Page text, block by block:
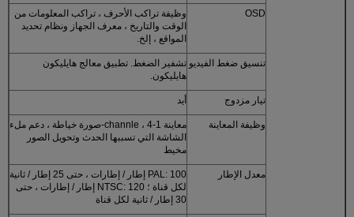
OSD
وظيفة تراكب الأحرف ، تراكب المعلومات من
الوقت والتاريخ ، معرف الجهاز ونظام تحديد
المواقع ، إلخ.
تنسيق ضغط الفيديو تشفير الضغط. تطبيق معالج هايليكون
هايليكون.
تيار مزدوج أيد
وظيفة المعاينة
معاينة 1-channle ، 4-صورة خياطة ، دعم ملء
الشاشة التي تسببها الحدث وتحويل الصور
مخيط
معدل الإطار
PAL: 100 إطار / إطارات ، حتى 25 إطار / ثانية
لكل قناة ؛ NTSC: 120 إطار / إطارات ، حتى
30 إطار / ثانية لكل قناة